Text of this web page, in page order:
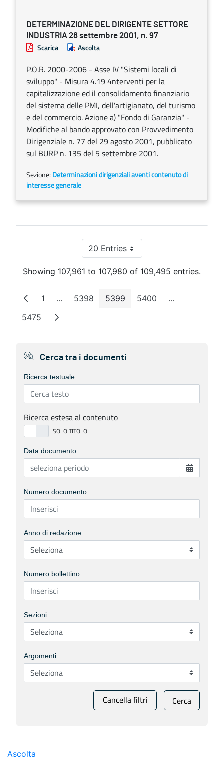
DETERMINAZIONE DEL DIRIGENTE SETTORE
INDUSTRIA 28 settembre 2001, n. 97
Scarica Ascolta
P.O.R. 2000-2006 - Asse IV "Sistemi locali di
sviluppo" - Misura 4.19 4nterventi per la
capitalizzazione ed il consolidamento finanziario
del sistema delle PMI, dell'artigianato, del turismo
e del commercio. Azione a) "Fondo di Garanzia" -
Modifiche al bando approvato con Provvedimento
Dirigenziale n. 77 del 29 agosto 2001, pubblicato
sul BURP n. 135 del 5 settembre 2001.
Sezione: Determinazioni dirigenziali aventi contenuto di
interesse generale
20 EntriesPer Page
Showing 107,961 to 107,980 of 109,495 entries.
Page
1 ...Intermediate Pages
Page
5398 Page
5399 Page
5400 ...Intermediate
Page
5475
Cerca tra i documenti
Ricerca testuale
Ricerca estesa al contenuto
Data documento
Numero documento
Anno di redazione
Numero bollettino
Sezioni
Argomenti
Cancella filtri Cerca
Ascolta